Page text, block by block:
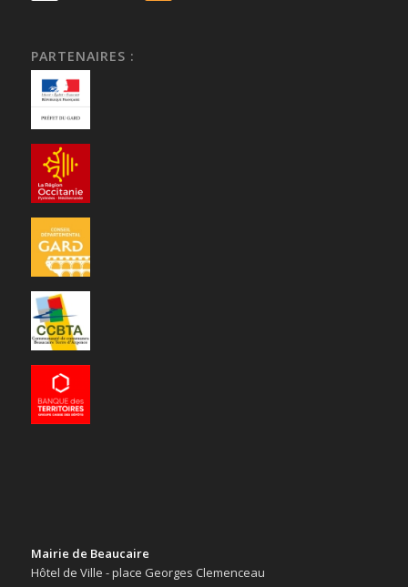
PARTENAIRES :
Mairie de Beaucaire
Hôtel de Ville - place Georges Clemenceau